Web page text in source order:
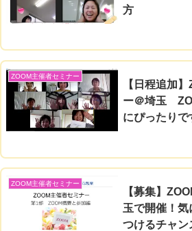
方
ZOOM主催者セミナー
【日程追加
ー＠埼玉
にぴったりで
ZOOM主催者セミナー
【募集】
玉で開催！気
つけるチャン